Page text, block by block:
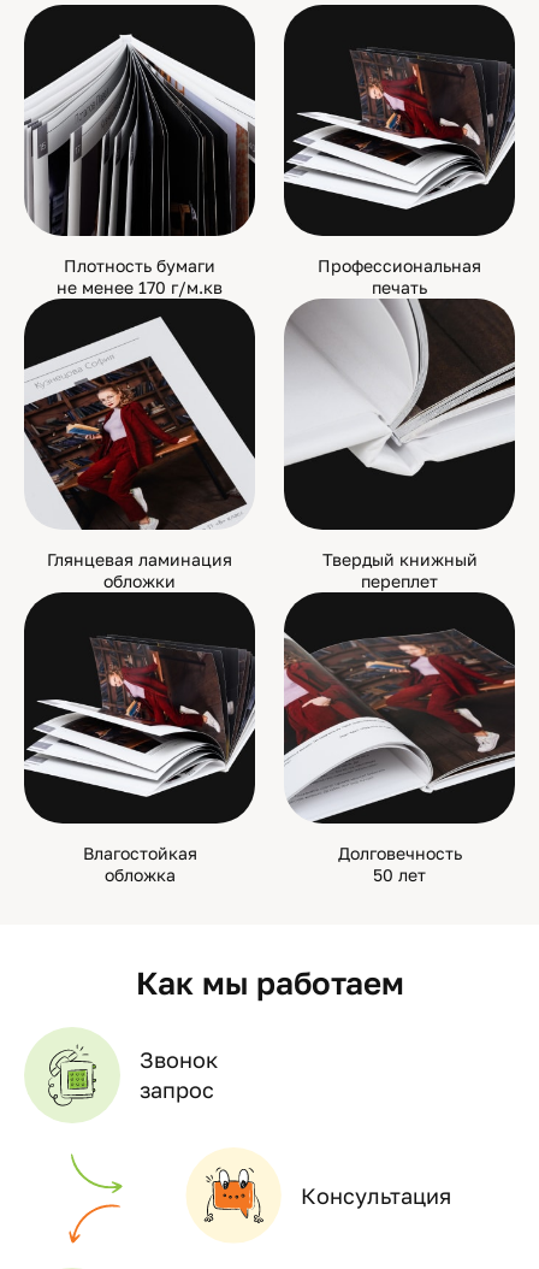
Плотность бумаги
не менее 170 г/м.кв
Профессиональная
печать
Глянцевая ламинация
обложки
Твердый книжный
переплет
Влагостойкая
обложка
Долговечность
50 лет
Как мы работаем
Звонок
запрос
Консультация